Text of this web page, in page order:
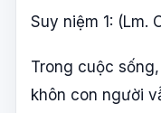
Suy niệm 1: (Lm.
Trong cuộc
khôn con người